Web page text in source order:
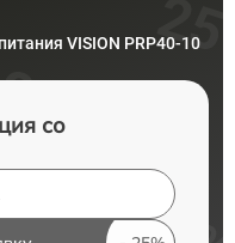
VISION PRP40-10
со